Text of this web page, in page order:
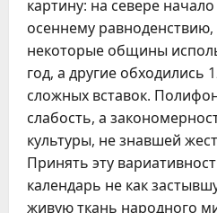
картину: на севере
осеннему равноденствию,
некоторые общины
год, а другие обходились
сложных вставок.
слабость, а
культуры, не знавшей
Принять эту
календарь не как
живую ткань народного